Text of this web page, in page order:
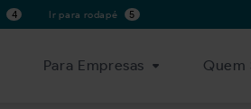
4 Ir para rodapé 5
Para Empresas Quem